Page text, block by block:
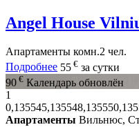
Angel House
Апартаменты комн.2 чел.
Подробнее 55 € за сутки
90 € Календарь обновлён
1
Апартаменты Вильнюс,